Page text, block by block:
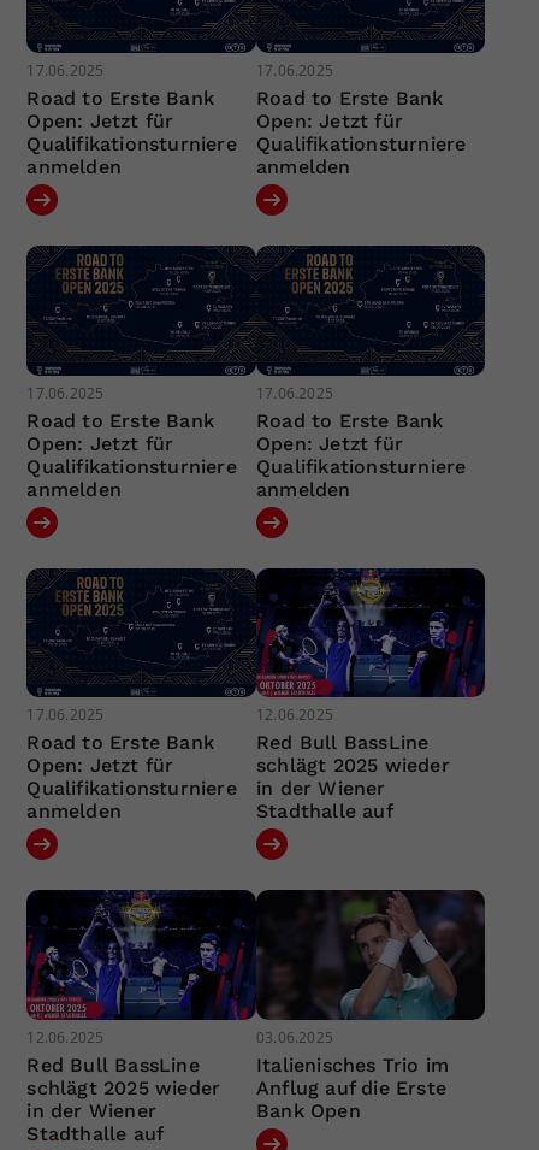
17.06.2025
Road to Erste Bank
Open: Jetzt für
Qualifikationsturniere
anmelden
17.06.2025
Road to Erste Bank
Open: Jetzt für
Qualifikationsturniere
anmelden
17.06.2025
Road to Erste Bank
Open: Jetzt für
Qualifikationsturniere
anmelden
17.06.2025
Road to Erste Bank
Open: Jetzt für
Qualifikationsturniere
anmelden
17.06.2025
Road to Erste Bank
Open: Jetzt für
Qualifikationsturniere
anmelden
12.06.2025
Red Bull BassLine
schlägt 2025 wieder
in der Wiener
Stadthalle auf
12.06.2025
Red Bull BassLine
schlägt 2025 wieder
in der Wiener
Stadthalle auf
03.06.2025
Italienisches Trio im
Anflug auf die Erste
Bank Open